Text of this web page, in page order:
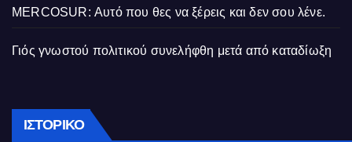
MERCOSUR: Αυτό που θες να ξέρεις και δεν σου λένε.
Γιός γνωστού πολιτικού συνελήφθη μετά από καταδίωξη
ΙΣΤΟΡΙΚΌ Ιστορικό